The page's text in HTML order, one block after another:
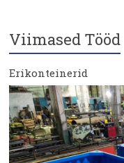
Viimased Tööd
Erikonteinerid